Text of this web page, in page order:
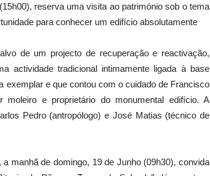
reserva uma visita ao património sob o tema
para conhecer um edifício absolutamente
de um projecto de recuperação e reactivação,
actividade tradicional intimamente ligada à base
exemplar e que contou com o cuidado de Francisco
moleiro e proprietário do monumental edifício. A
Pedro (antropólogo) e José Matias (técnico de
manhã de domingo, 19 de Junho (09h30), convida